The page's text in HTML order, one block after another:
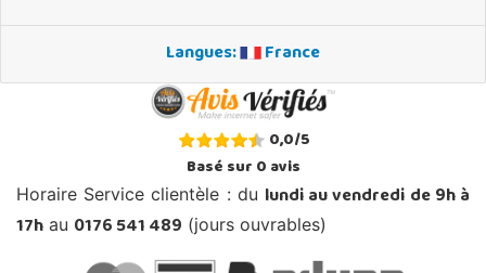
Langues:
France
0,0/5
Basé sur0avis
Horaire Service clientèle : du lundi au vendredi de 9h à
17h au 0176 541 489 (jours ouvrables)